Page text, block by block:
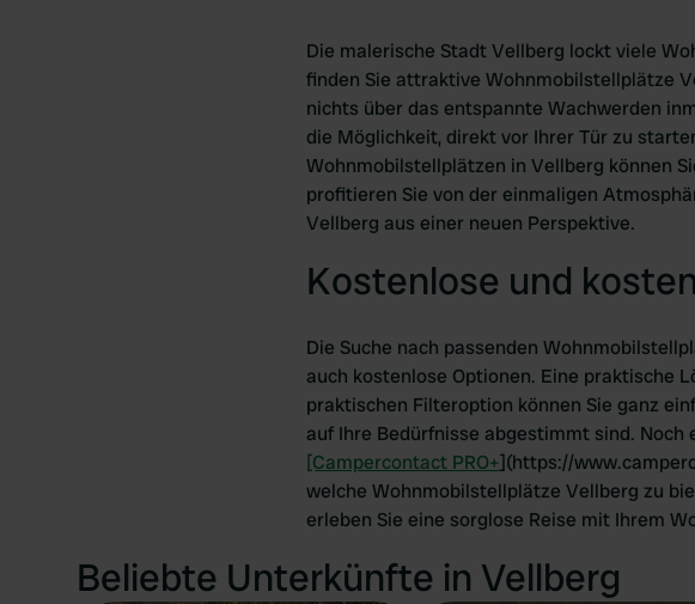
Die malerische Stadt Vellberg lockt viele
finden Sie attraktive Wohnmobilstellplätze
nichts über das entspannte Wachwerden
die Möglichkeit, direkt vor Ihrer Tür zu
Wohnmobilstellplätzen in Vellberg können
profitieren Sie von der einmaligen
Vellberg aus einer neuen Perspektive.
Kostenlose und
Die Suche nach passenden
auch kostenlose Optionen. Eine praktische
praktischen Filteroption können Sie ganz
auf Ihre Bedürfnisse abgestimmt sind.
[Campercontact PRO+](https://
welche Wohnmobilstellplätze Vellberg zu
erleben Sie eine sorglose Reise mit Ihrem
Beliebte Unterkünfte in Vellberg